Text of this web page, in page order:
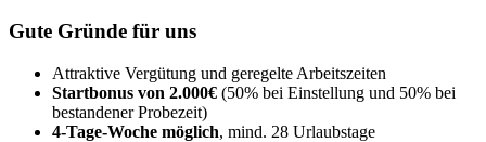
Gute Gründe für uns
Attraktive Vergütung und geregelte Arbeitszeiten
Startbonus von 2.000€ (50% bei Einstellung und 50% bei
bestandener Probezeit)
4-Tage-Woche möglich, mind. 28 Urlaubstage